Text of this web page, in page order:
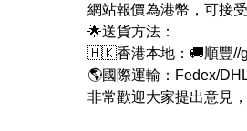
網站報價為港幣，可接
🌟送貨方法：
🇭🇰香港本地：🚚順豐//
🌎國際運輸：Fedex/
非常歡迎大家提出意見